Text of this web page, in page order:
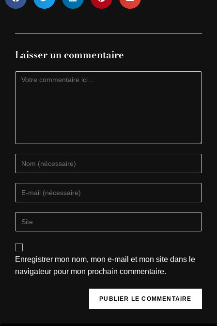
Laisser un commentaire
Enregistrer mon nom, mon e-mail et mon site dans le
navigateur pour mon prochain commentaire.